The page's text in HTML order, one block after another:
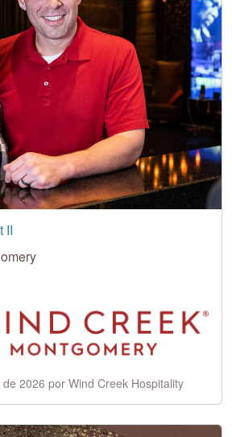
II
2026 por Wind Creek Hospitality